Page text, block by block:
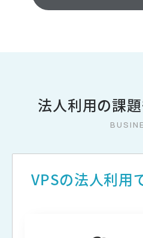
法人利用の課
VPSの法人利用